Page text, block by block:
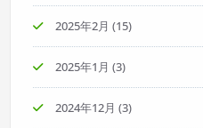
2025年2月 (15)
2025年1月 (3)
2024年12月 (3)